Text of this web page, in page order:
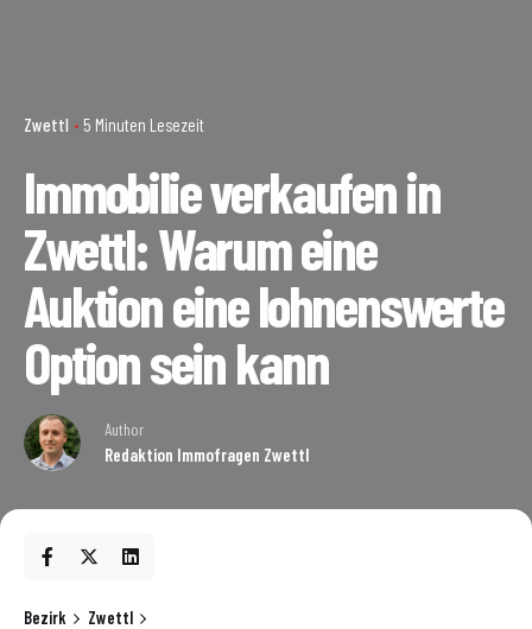
Zwettl 5 Minuten Lesezeit
Immobilie verkaufen in
Zwettl: Warum eine
Auktion eine lohnenswerte
Option sein kann
Author
Redaktion Immofragen Zwettl
Bezirk
Zwettl